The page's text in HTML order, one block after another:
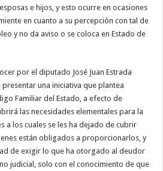
e hijos, y esto ocurre en ocasiones
en cuanto a su percepción con tal de
y no da aviso o se coloca en Estado de
por el diputado José Juan Estrada
una iniciativa que plantea
Familiar del Estado, a efecto de
las necesidades elementales para la
a los cuales se les ha dejado de cubrir
están obligados a proporcionarlos, y
de exigir lo que ha otorgado al deudor
judicial, solo con el conocimiento de que